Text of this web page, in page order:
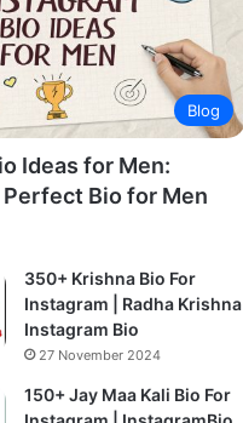
Blog
Ideas for Men:
Bio for Men
350+ Krishna Bio For
Instagram | Radha Krishna
Instagram Bio
27 November 2024
150+ Jay Maa Kali Bio For